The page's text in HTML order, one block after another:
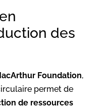
des
Foundation,
permet de
de ressources